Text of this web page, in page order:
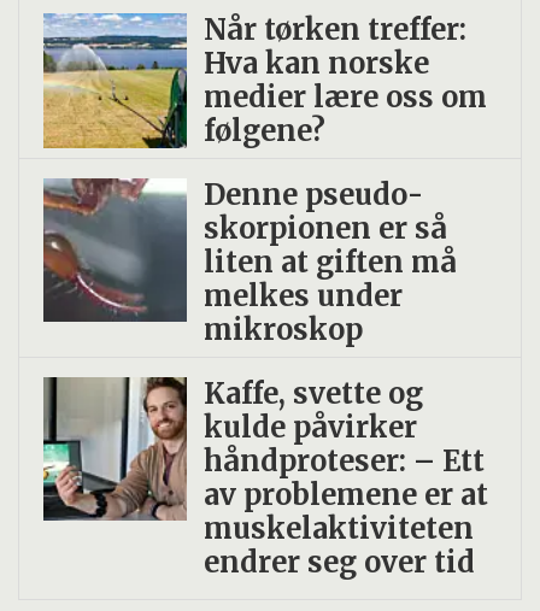
Når tørken treffer:
Hva kan norske
medier lære oss om
følgene?
Denne pseudo­
skorpionen er så
liten at giften må
melkes under
mikroskop
Kaffe, svette og
kulde påvirker
håndproteser: – Ett
av problemene er at
muskelaktiviteten
endrer seg over tid